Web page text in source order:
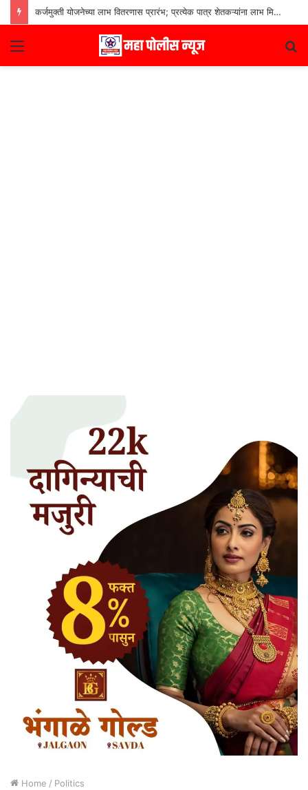
कर्जमुक्ती योजनेच्या लाभ वितरणास प्रारंभ; प्रत्येक पात्र शेतकऱ्यांना लाभ मिळणार– मुख्यमंत्री देवेंद्र फडणवीस
Menu
Home / Politics